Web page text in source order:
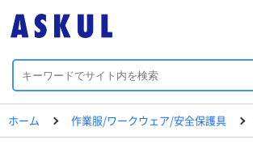
ホーム 作業服/ワークウェア/安全保護具